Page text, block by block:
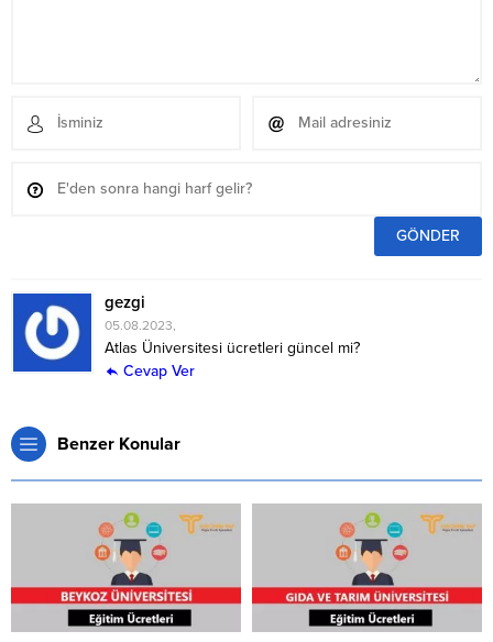
gezgi
05.08.2023,
Atlas Üniversitesi ücretleri güncel mi?
Cevap Ver
Benzer Konular